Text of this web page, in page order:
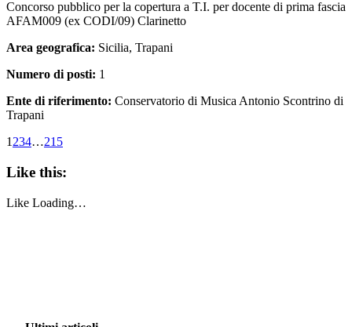
Concorso pubblico per la copertura a T.I. per docente di prima fascia
AFAM009 (ex CODI/09) Clarinetto
Area geografica: Sicilia, Trapani
Numero di posti: 1
Ente di riferimento: Conservatorio di Musica Antonio Scontrino di
Trapani
1 234…215
Like this:
Like Loading…